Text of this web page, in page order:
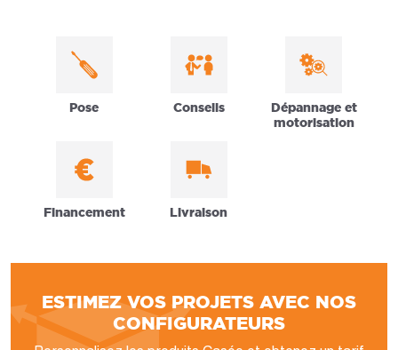
Pose Conseils
Dépannage et
motorisation
Financement Livraison
ESTIMEZ VOS PROJETS AVEC NOS
CONFIGURATEURS